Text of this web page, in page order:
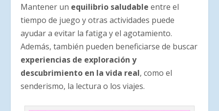
Mantener un equilibrio saludable entre el
tiempo de juego y otras actividades puede
ayudar a evitar la fatiga y el agotamiento.
Además, también pueden beneficiarse de buscar
experiencias de exploración y
descubrimiento en la vida real, como el
senderismo, la lectura o los viajes.